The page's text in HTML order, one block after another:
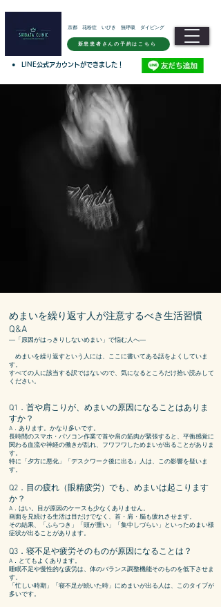
京都 花粉症 いびき 無呼吸 ダイビング
新患患者さんの予約はこちら
● LINE公式アカウントができました！
めまいを繰り返す人が注意するべき生活習慣
Q&A
―「原因がはっきりしないめまい」で悩む人へ―
めまいを繰り返すという人には、ここに書いてある話をよくしていま
す。
すべての人に該当する訳ではないので、気になるところだけ拾い読みして
ください。
Q1． 首や肩こりが、めまいの原因になることはありま
すか？
A．あります。かなり多いです。
長時間のスマホ・パソコン作業で首や肩の筋肉が緊張すると、平衡感覚に
関わる血流や神経の働きが乱れ、フワフワしためまいが出ることがありま
す。
特に「 夕方に悪化」「 デスクワーク後に出る」人は、この影響を疑いま
す。
Q2．目の疲れ（眼精疲労）でも、めまいは起こります
か？
A．はい。目が原因のケースも少なくありません。
画面を見続ける生活は目だけでなく、首・肩・脳も疲れさせます。
その結果、「 ふらつき」「 頭が重い」「 集中しづらい」といっためまい様
症状が出ることがあります。
Q3．寝不足や疲労そのものが原因になることは？
A．とてもよくあります。
睡眠不足や慢性的な疲労は、体のバランス調整機能そのものを低下させま
す。
「忙しい時期」「寝不足が続いた時」にめまいが出る人は、このタイプが
多いです。